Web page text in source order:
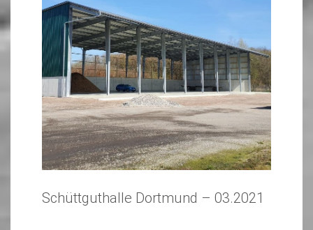
Schüttguthalle Dortmund – 03.2021